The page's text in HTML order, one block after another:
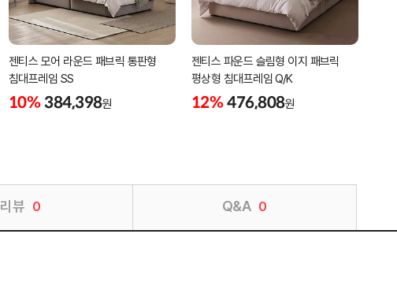
젠티스 모어 라운드 패브릭 통판형
침대프레임 SS
10% 384,398원
젠티스 파운드 슬림형 이지 패브릭
평상형 침대프레임 Q/K
12% 476,808원
리뷰 0 Q&A 0